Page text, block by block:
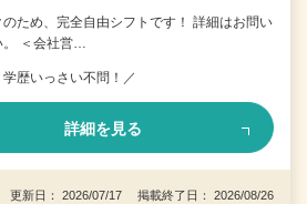
のため、完全自由シフトです！ 詳細はお問い
。 ＜会社営…
歴いっさい不問！／
詳細を見る
更新日： 2026/07/17 掲載終了日： 2026/08/26